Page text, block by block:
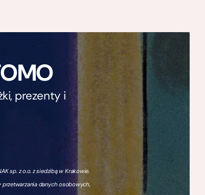
prezenty i
sp. z o.o. z siedzibą w Krakowie.
przetwarzania danych osobowych,